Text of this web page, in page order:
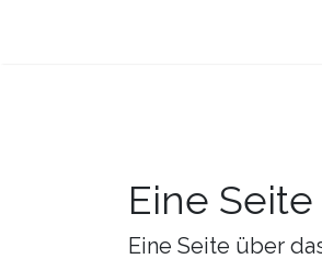
Eine
Eine Seite über